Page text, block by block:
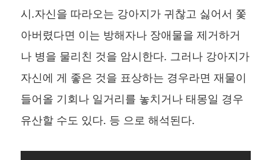
시.자신을 따라오는 강아지가 귀찮고 싫어서 쫓
아버렸다면 이는 방해자나 장애물을 제거하거
나 병을 물리친 것을 암시한다. 그러나 강아지가
자신에 게 좋은 것을 표상하는 경우라면 재물이
들어올 기회나 일거리를 놓치거나 태몽일 경우
유산할 수도 있다. 등 으로 해석된다.